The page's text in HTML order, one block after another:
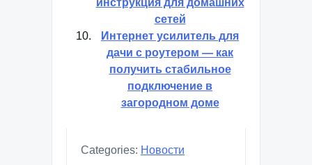
инструкция для домашних
сетей
Интернет усилитель для
дачи с роутером — как
получить стабильное
подключение в
загородном доме
Categories: Новости